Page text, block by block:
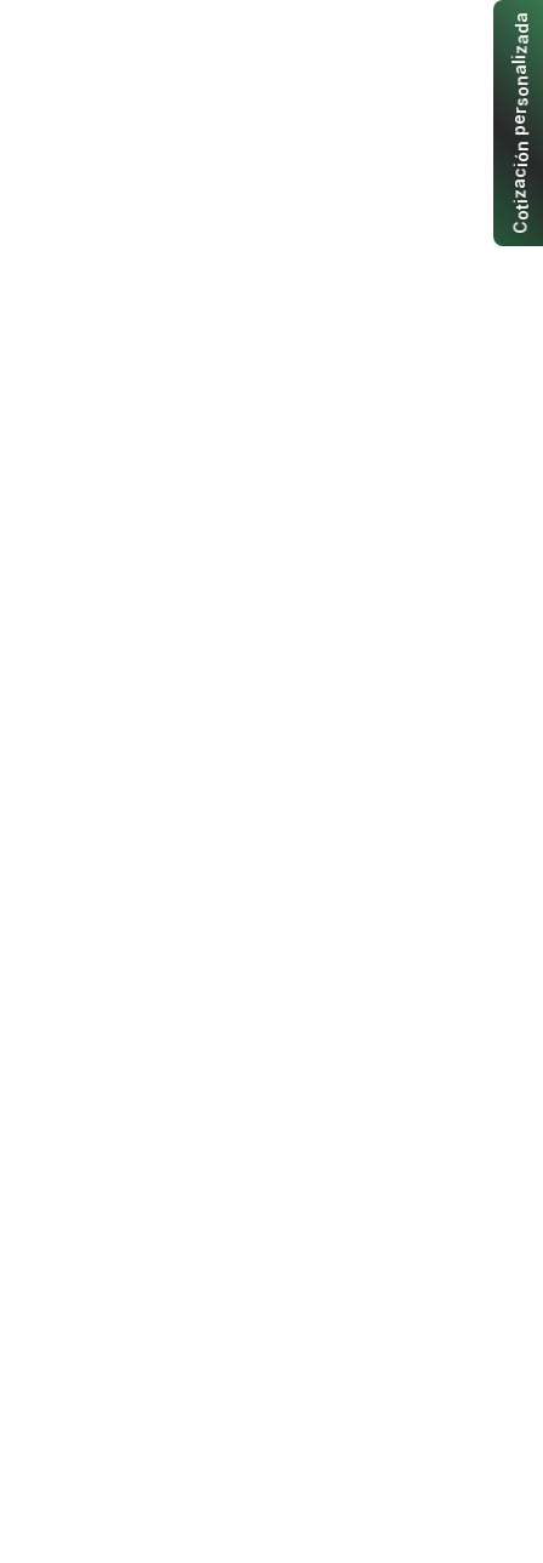
C
o
t
i
z
a
c
i
ó
n
p
e
r
s
o
n
a
l
i
z
a
d
a